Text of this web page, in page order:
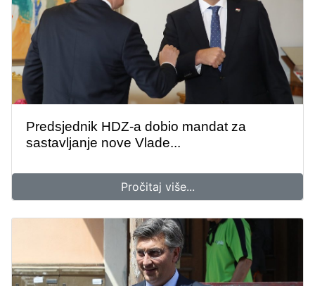
Predsjednik HDZ-a dobio mandat za
sastavljanje nove Vlade...
Pročitaj više...